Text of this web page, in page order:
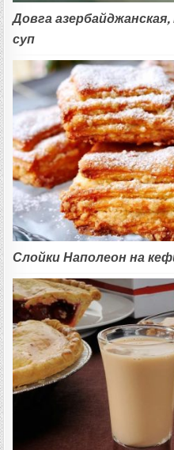
Довга
суп
Слойки Наполеон на